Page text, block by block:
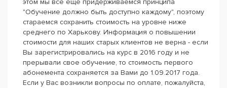
этом мы все еще придерживаемся принципа
"Обучение должно быть доступно каждому", поэтому
стараемся сохранить стоимость на уровне ниже
среднего по Харькову. Информация о повышении
стоимости для наших старых клиентов не верна - если
Вы зарегистрировались на курс в 2016 году и не
прерывали свое обучение, то стоимость первого
абонемента сохраняется за Вами до 1.09.2017 года.
Если у Вас возникли вопросы по оплате, пожалуйста,